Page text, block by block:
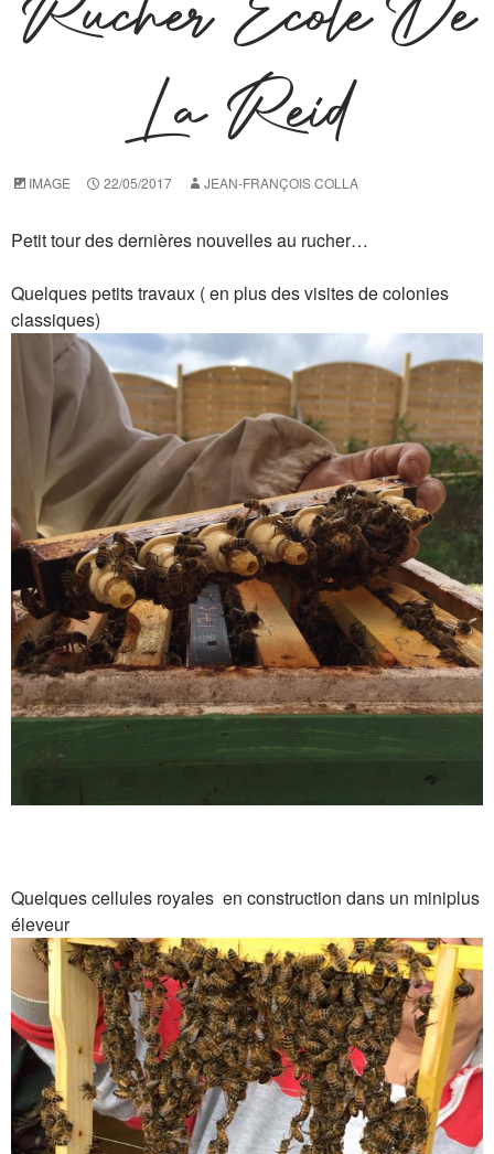
La Reid
IMAGE 22/05/2017 JEAN-FRANÇOIS COLLA
Petit tour des dernières nouvelles au rucher…
Quelques petits travaux ( en plus des visites de colonies
classiques)
Quelques cellules royales en construction dans un miniplus
éleveur